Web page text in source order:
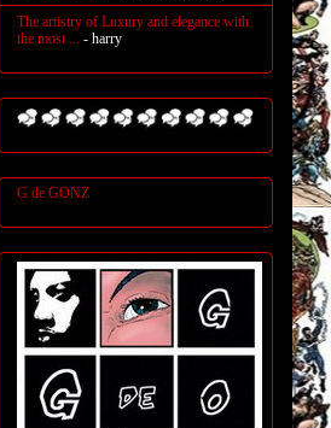
The artistry of Luxury and elegance with
the most ... - harry
G de GONZ